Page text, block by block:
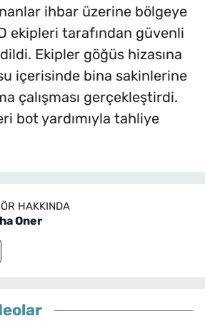
ihbar üzerine bölgeye
ekipleri tarafından güvenli
Ekipler göğüs hizasına
içerisinde bina sakinlerine
çalışması gerçekleştirdi.
bot yardımıyla tahliye
HAKKINDA
Oner